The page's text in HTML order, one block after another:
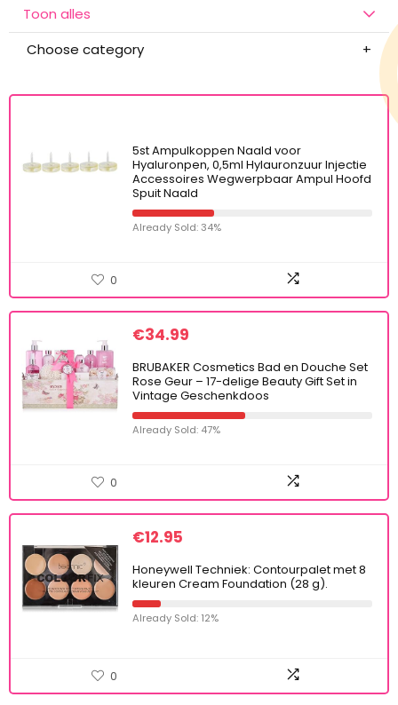
Toon alles
Choose category
5st Ampulkoppen Naald voor
Hyaluronpen, 0,5ml Hylauronzuur Injectie
Accessoires Wegwerpbaar Ampul Hoofd
Spuit Naald
Already Sold: 34%
0
€34.99
BRUBAKER Cosmetics Bad en Douche Set
Rose Geur – 17-delige Beauty Gift Set in
Vintage Geschenkdoos
Already Sold: 47%
0
€12.95
Honeywell Techniek: Contourpalet met 8
kleuren Cream Foundation (28 g).
Already Sold: 12%
0